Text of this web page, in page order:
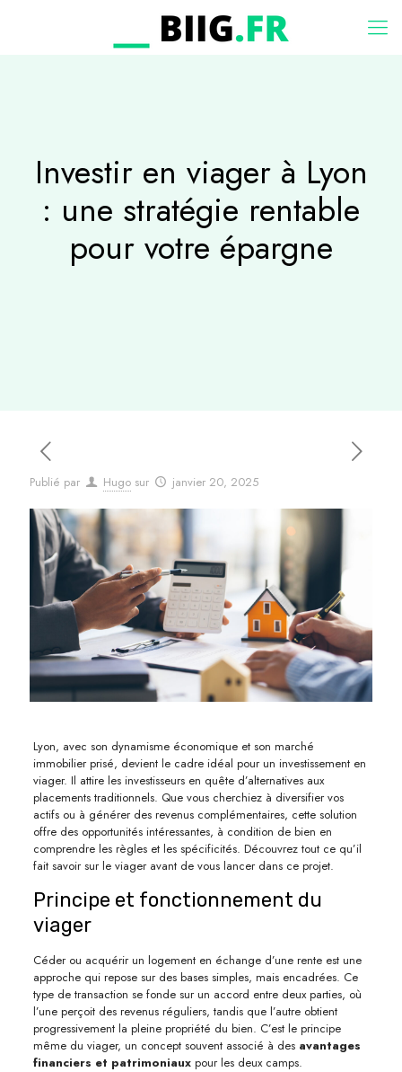
Investir en viager à Lyon
: une stratégie rentable
pour votre épargne
Publié par Hugo sur janvier 20, 2025
Lyon, avec son dynamisme économique et son marché
immobilier prisé, devient le cadre idéal pour un investissement en
viager. Il attire les investisseurs en quête d’alternatives aux
placements traditionnels. Que vous cherchiez à diversifier vos
actifs ou à générer des revenus complémentaires, cette solution
offre des opportunités intéressantes, à condition de bien en
comprendre les règles et les spécificités. Découvrez tout ce qu’il
fait savoir sur le viager avant de vous lancer dans ce projet.
Principe et fonctionnement du
viager
Céder ou acquérir un logement en échange d’une rente est une
approche qui repose sur des bases simples, mais encadrées. Ce
type de transaction se fonde sur un accord entre deux parties, où
l’une perçoit des revenus réguliers, tandis que l’autre obtient
progressivement la pleine propriété du bien. C’est le principe
même du viager, un concept souvent associé à des avantages
financiers et patrimoniauxpour les deux camps.